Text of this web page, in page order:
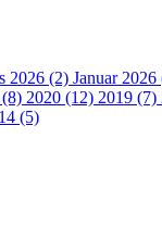
2026 (2) Januar 2026
2020 (12) 2019 (7)
(5)